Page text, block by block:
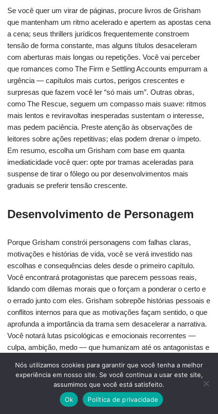
Se você quer um virar de páginas, procure livros de Grisham
que mantenham um ritmo acelerado e apertem as apostas cena
a cena; seus thrillers jurídicos frequentemente constroem
tensão de forma constante, mas alguns títulos desaceleram
com aberturas mais longas ou repetições. Você vai perceber
que romances como The Firm e Settling Accounts empurram a
urgência — capítulos mais curtos, perigos crescentes e
surpresas que fazem você ler “só mais um”. Outras obras,
como The Rescue, seguem um compasso mais suave: ritmos
mais lentos e reviravoltas inesperadas sustentam o interesse,
mas pedem paciência. Preste atenção às observações de
leitores sobre ações repetitivas; elas podem drenar o ímpeto.
Em resumo, escolha um Grisham com base em quanta
imediaticidade você quer: opte por tramas aceleradas para
suspense de tirar o fôlego ou por desenvolvimentos mais
graduais se preferir tensão crescente.
Desenvolvimento de Personagem
Porque Grisham constrói personagens com falhas claras,
motivações e histórias de vida, você se verá investido nas
escolhas e consequências deles desde o primeiro capítulo.
Você encontrará protagonistas que parecem pessoas reais,
lidando com dilemas morais que o forçam a ponderar o certo e
o errado junto com eles. Grisham sobrepõe histórias pessoais e
conflitos internos para que as motivações façam sentido, o que
aprofunda a importância da trama sem desacelerar a narrativa.
Você notará lutas psicológicas e emocionais recorrentes —
culpa, ambição, medo — que humanizam até os antagonistas e
seus livros quando quiser mais do que reviravoltas: você quer
personagens cujos destinos importam. Se investimento
emocional e crescimento crível importam para você, o
desenvolvimento de personagens deve guiar sua escolha.
Nós utilizamos cookies para garantir que você tenha a melhor
experiência em nosso site. Se você continua a usar este site,
assumimos que você está satisfeito.
Ok
Política de privacidade